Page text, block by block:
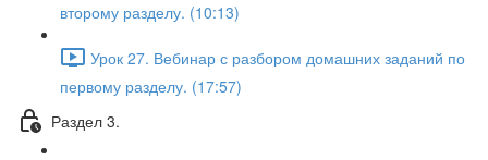
второму разделу. (10:13)
Урок 27. Вебинар с разбором домашних заданий по
первому разделу. (17:57)
Раздел 3.